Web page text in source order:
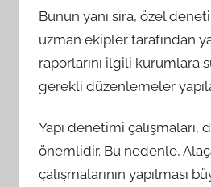
Bunun yanı sıra, özel
uzman ekipler tarafından
raporlarını ilgili kurumlara
gerekli düzenlemeler
Yapı denetimi
önemlidir. Bu nedenle,
çalışmalarının yapılması